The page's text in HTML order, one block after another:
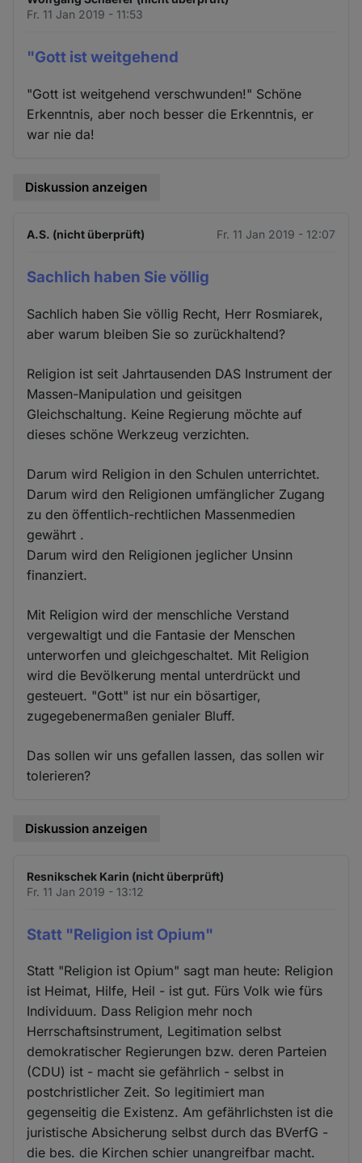
Fr. 11 Jan 2019 - 11:53
"Gott ist weitgehend
"Gott ist weitgehend verschwunden!" Schöne
Erkenntnis, aber noch besser die Erkenntnis, er
war nie da!
Diskussion anzeigen
A.S. (nicht überprüft) Fr. 11 Jan 2019 - 12:07
Sachlich haben Sie völlig
Sachlich haben Sie völlig Recht, Herr Rosmiarek,
aber warum bleiben Sie so zurückhaltend?
Religion ist seit Jahrtausenden DAS Instrument der
Massen-Manipulation und geisitgen
Gleichschaltung. Keine Regierung möchte auf
dieses schöne Werkzeug verzichten.
Darum wird Religion in den Schulen unterrichtet.
Darum wird den Religionen umfänglicher Zugang
zu den öffentlich-rechtlichen Massenmedien
gewährt .
Darum wird den Religionen jeglicher Unsinn
finanziert.
Mit Religion wird der menschliche Verstand
vergewaltigt und die Fantasie der Menschen
unterworfen und gleichgeschaltet. Mit Religion
wird die Bevölkerung mental unterdrückt und
gesteuert. "Gott" ist nur ein bösartiger,
zugegebenermaßen genialer Bluff.
Das sollen wir uns gefallen lassen, das sollen wir
tolerieren?
Diskussion anzeigen
Resnikschek Karin (nicht überprüft)
Fr. 11 Jan 2019 - 13:12
Statt "Religion ist Opium"
Statt "Religion ist Opium" sagt man heute: Religion
ist Heimat, Hilfe, Heil - ist gut. Fürs Volk wie fürs
Individuum. Dass Religion mehr noch
Herrschaftsinstrument, Legitimation selbst
demokratischer Regierungen bzw. deren Parteien
(CDU) ist - macht sie gefährlich - selbst in
postchristlicher Zeit. So legitimiert man
gegenseitig die Existenz. Am gefährlichsten ist die
juristische Absicherung selbst durch das BVerfG -
die bes. die Kirchen schier unangreifbar macht.
und